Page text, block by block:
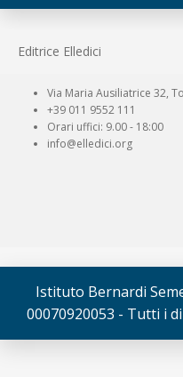
Editrice Elledici
Via Maria Ausiliatrice 32,
+39 011 9552 111
Orari uffici: 9.00 - 18:00
info@elledici.org
Istituto Bernardi
00070920053 - Tutti i